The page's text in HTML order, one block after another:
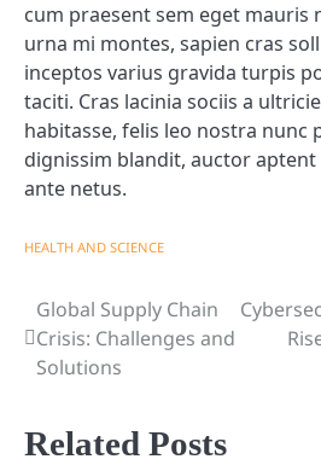
cum praesent sem eget mauris
urna mi montes, sapien cras
inceptos varius gravida turpis
taciti. Cras lacinia sociis a
habitasse, felis leo nostra nunc
dignissim blandit, auctor aptent
ante netus.
HEALTH AND SCIENCE
Post
navigation
Global Supply Chain
Crisis: Challenges and
Solutions
Related Posts